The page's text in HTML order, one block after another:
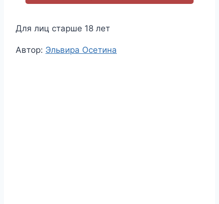
Для лиц старше 18 лет
Метки
Автор: Эльвира Осетина